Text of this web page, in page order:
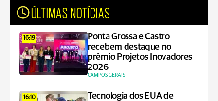
ÚLTIMAS NOTÍCIAS
16:19
Ponta Grossa e Castro
recebem destaque no
prêmio Projetos Inovadores
2026
CAMPOS GERAIS
16:10
Tecnologia dos EUA de